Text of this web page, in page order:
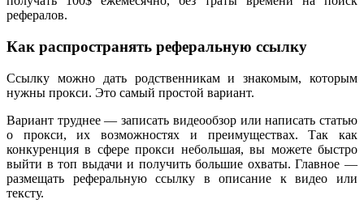
рефералов.
Как распространять реферальную ссылку
Ссылку можно дать родственникам и знакомым, которым
нужны прокси. Это самый простой вариант.
Вариант труднее — записать видеообзор или написать статью
о прокси, их возможностях и преимуществах. Так как
конкуренция в сфере прокси небольшая, вы можете быстро
выйти в топ выдачи и получить большие охваты. Главное —
размещать реферальную ссылку в описание к видео или
тексту.